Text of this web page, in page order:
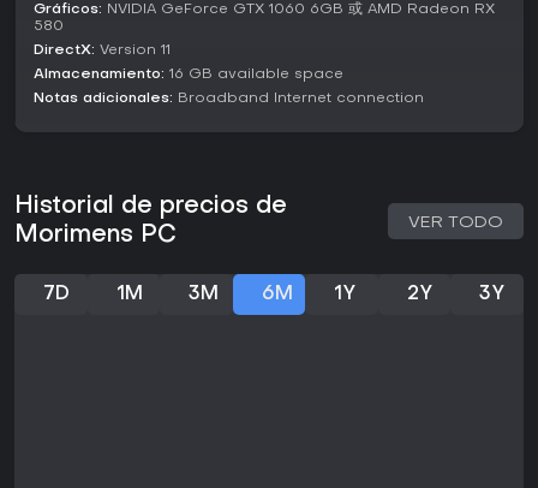
eclécticas.
El roster crece con mecánicas gacha que desbloquean
nuevos awakers vía eventos y misiones, combinando
profundidad estratégica con un toque coleccionista.
inspirado en Cthulhu. Las reseñas destacan la diversión de
armar equipos y el equilibrio entre RNG y tácticas
amantes de la estrategia.
Con actualizaciones que suman cartas y contenido, más
Gráficos: NVIDIA GeForce GTX 1060 6GB 或 AMD Radeon RX
580
DirectX: Version 11
Almacenamiento: 16 GB available space
Notas adicionales: Broadband Internet connection
Historial de precios de
Morimens PC
VER TODO
7D 1M 3M 6M 1Y 2Y 3Y